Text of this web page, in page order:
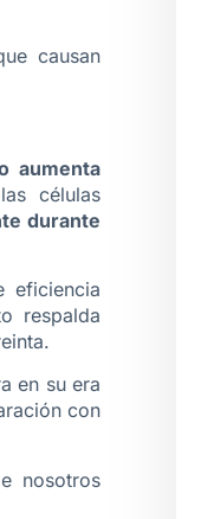
causan
aumenta
células
durante
eficiencia
respalda
en su era
con
nosotros